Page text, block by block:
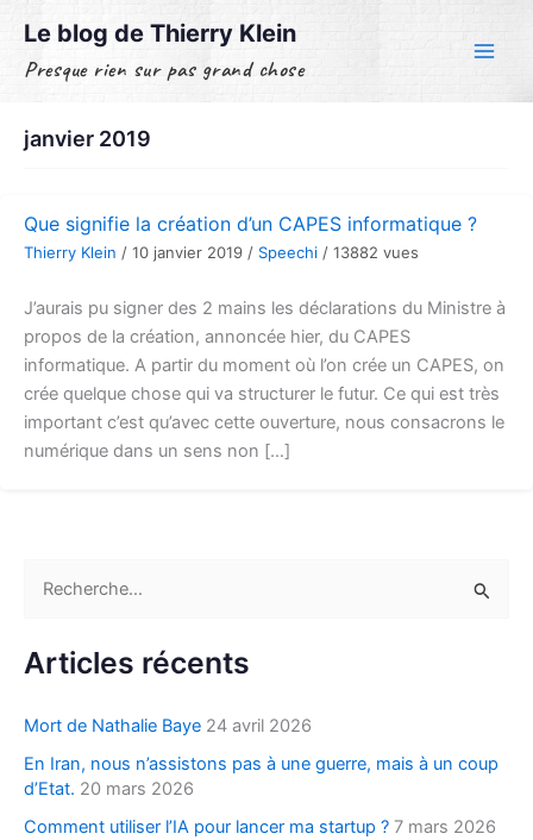
contenu
Le blog de Thierry Klein
Presque rien sur pas grand chose
janvier 2019
Que signifie la création d’un CAPES informatique ?
Thierry Klein / 10 janvier 2019 / Speechi / 13882 vues
J’aurais pu signer des 2 mains les déclarations du Ministre à
propos de la création, annoncée hier, du CAPES
informatique. A partir du moment où l’on crée un CAPES, on
crée quelque chose qui va structurer le futur. Ce qui est très
important c’est qu’avec cette ouverture, nous consacrons le
numérique dans un sens non […]
h
c
h
Articles récents
Mort de Nathalie Baye 24 avril 2026
En Iran, nous n’assistons pas à une guerre, mais à un coup
d’Etat. 20 mars 2026
Comment utiliser l’IA pour lancer ma startup ? 7 mars 2026